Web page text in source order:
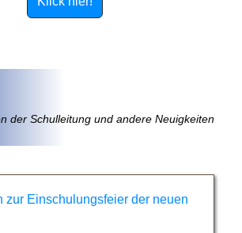
der Schulleitung und andere Neuigkeiten
zur Einschulungsfeier der neuen